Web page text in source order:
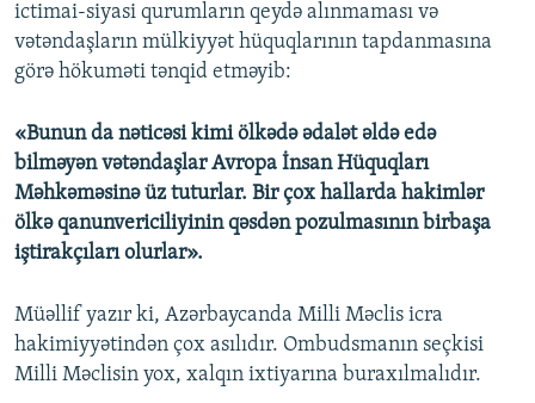
ictimai-siyasi qurumların qeydə alınmaması və
vətəndaşların mülkiyyət hüquqlarının tapdanmasına
görə hökuməti tənqid etməyib:
«Bunun da nəticəsi kimi ölkədə ədalət əldə edə
bilməyən vətəndaşlar Avropa İnsan Hüquqları
Məhkəməsinə üz tuturlar. Bir çox hallarda hakimlər
ölkə qanunvericiliyinin qəsdən pozulmasının birbaşa
iştirakçıları olurlar».
Müəllif yazır ki, Azərbaycanda Milli Məclis icra
hakimiyyətindən çox asılıdır. Ombudsmanın seçkisi
Milli Məclisin yox, xalqın ixtiyarına buraxılmalıdır.